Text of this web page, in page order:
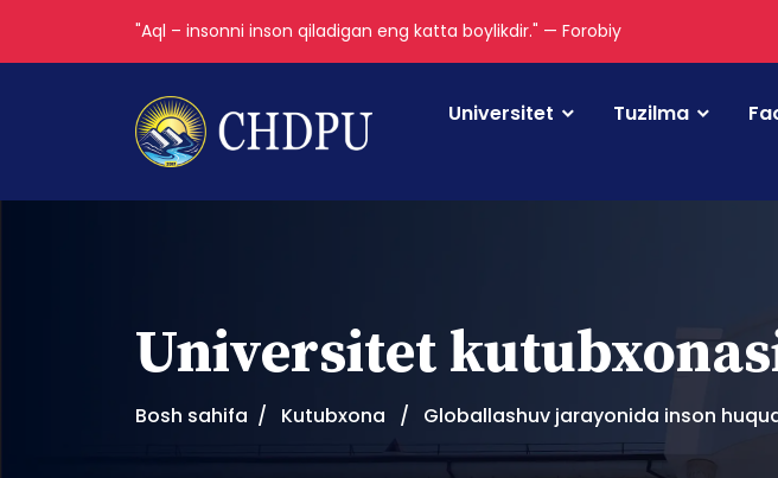
"Aql – insonni inson qiladigan eng katta boylikdir." — Forobiy
Universitet Tuzilma
Universitet
Bosh sahifa Kutubxona Globallashuv jarayonida inson